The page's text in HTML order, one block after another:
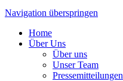
Navigation überspringen
Home
Über Uns
Über uns
Unser Team
Pressemitteilungen